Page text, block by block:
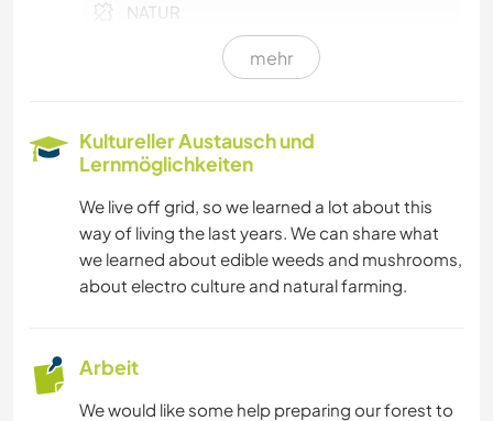
NATUR
mehr
Kultureller Austausch und
Lernmöglichkeiten
We live off grid, so we learned a lot about this
way of living the last years. We can share what
we learned about edible weeds and mushrooms,
about electro culture and natural farming.
Arbeit
We would like some help preparing our forest to